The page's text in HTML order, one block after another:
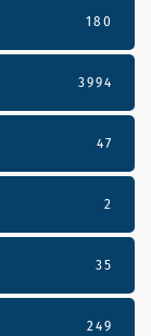
180
3994
47
2
35
249